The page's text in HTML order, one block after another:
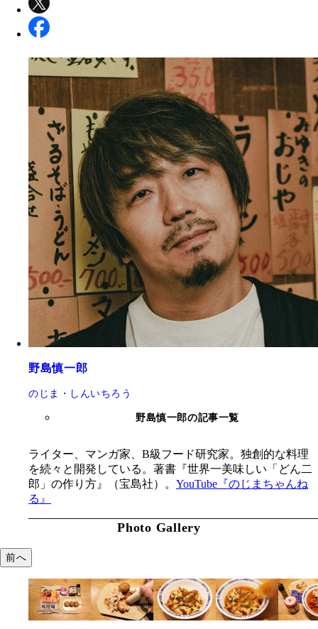
野島慎一郎
のじま・しんいちろう
野島慎一郎の記事一覧
ライター、マンガ家、B級フード研究家。独創的な料理
を続々と開発している。著書『世界一美味しい「どん二
郎」の作り方』（宝島社）。 YouTube『のじまちゃんね
る』
Photo Gallery
前へ